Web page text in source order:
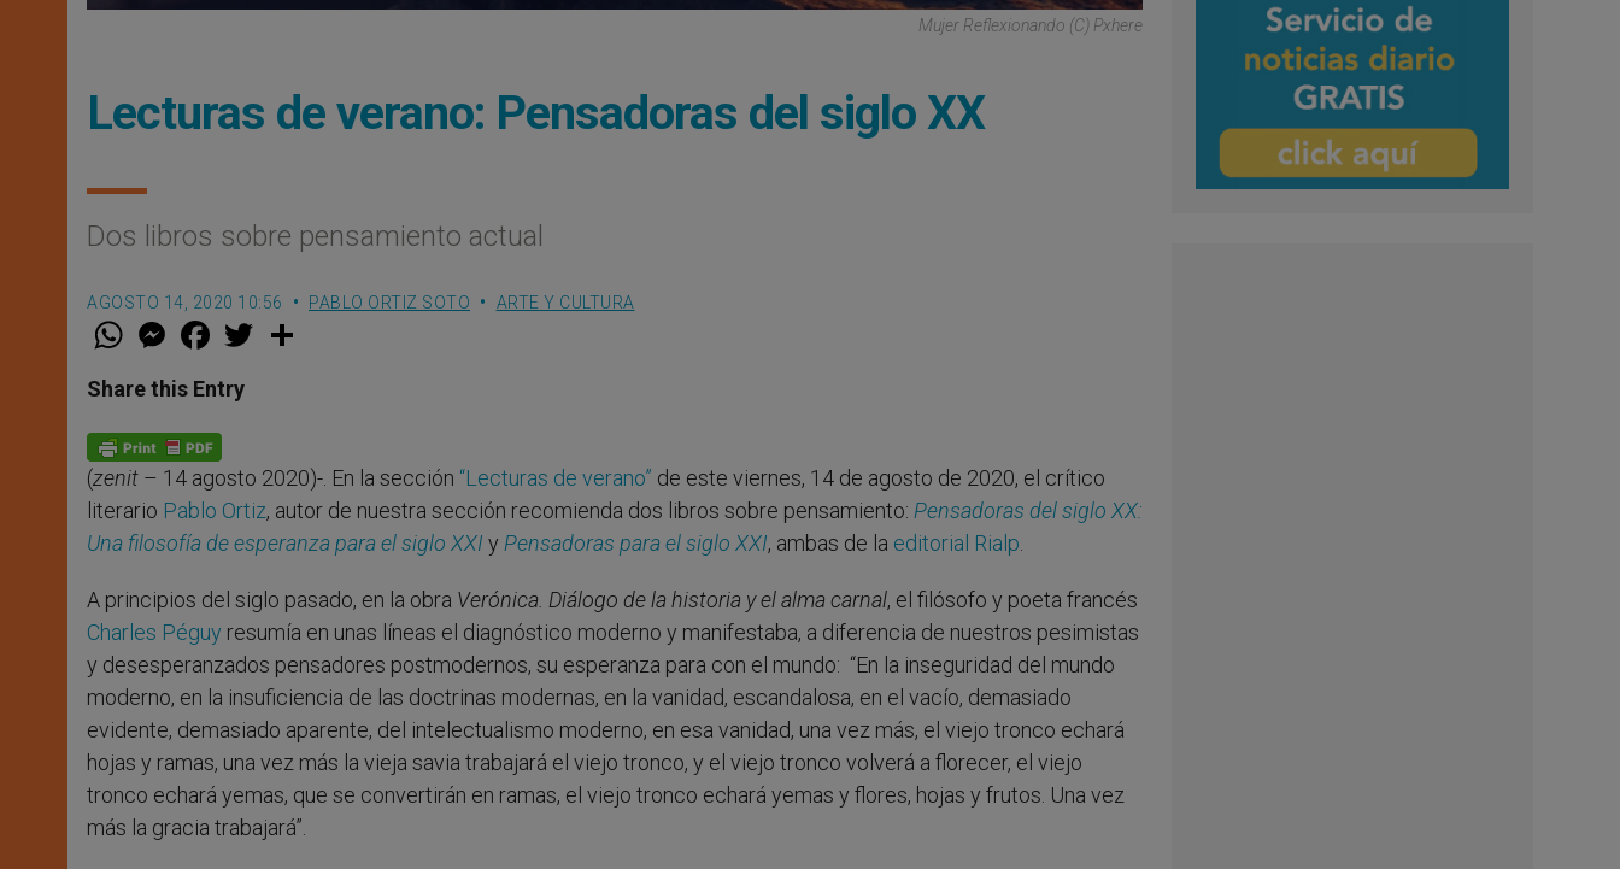
Mujer Reflexionando (C) Pxhere
Lecturas de verano: Pensadoras del siglo XX
Dos libros sobre pensamiento actual
AGOSTO 14, 2020 10:56 PABLO ORTIZ SOTO ARTE Y CULTURA
W
t
s
p
p
M
e
s
e
g
e
r
F
a
e
b
o
k
w
Share this Entry
(zenit – 14 agosto 2020)-. En la sección “Lecturas de verano” de este viernes, 14 de agosto de 2020, el crítico
literario Pablo Ortiz, autor de nuestra sección recomienda dos libros sobre pensamiento: Pensadoras del siglo XX:
Una filosofía de esperanza para el siglo XXI y Pensadoras para el siglo XXI, ambas de la editorial Rialp
A principios del siglo pasado, en la obra Verónica. Diálogo de la historia y el alma carnal, el filósofo y poeta francés
Charles Péguy resumía en unas líneas el diagnóstico moderno y manifestaba, a diferencia de nuestros pesimistas
y desesperanzados pensadores postmodernos, su esperanza para con el mundo: “En la inseguridad del mundo
moderno, en la insuficiencia de las doctrinas modernas, en la vanidad, escandalosa, en el vacío, demasiado
evidente, demasiado aparente, del intelectualismo moderno, en esa vanidad, una vez más, el viejo tronco echará
hojas y ramas, una vez más la vieja savia trabajará el viejo tronco, y el viejo tronco volverá a florecer, el viejo
tronco echará yemas, que se convertirán en ramas, el viejo tronco echará yemas y flores, hojas y frutos. Una vez
más la gracia trabajará”.